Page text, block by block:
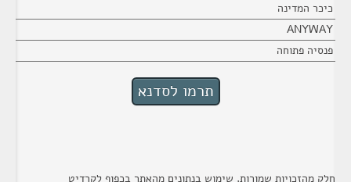
כיכר המדינה
ANYWAY
פנסיה פתוחה
חלק מהזכויות שמורות. שימוש בנתונים מהאתר בכפוף לקרדיט